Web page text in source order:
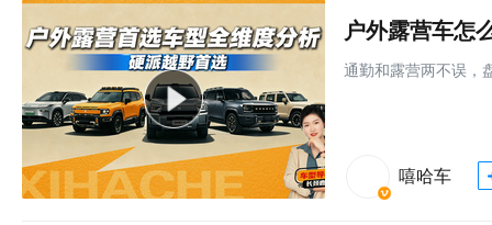
户外露营车怎
通勤和露营两不误，
嘻哈车